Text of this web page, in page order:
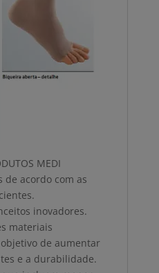
MEDI
de acordo com as
inovadores.
materiais
de aumentar
e a durabilidade.